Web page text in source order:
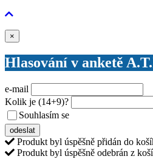
×
Hlasování v anketě
e-mail
Kolik je (14+9)?
Souhlasím se
odeslat
Produkt byl úspěšně přidán do
Produkt byl úspěšně odebrán z